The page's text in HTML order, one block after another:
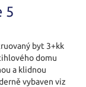
5
byt 3+kk
domu
a klidnou
vybaven viz